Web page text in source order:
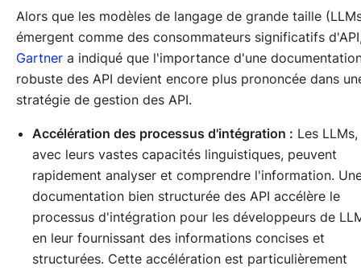
Alors que les modèles de langage de grande taille
émergent comme des consommateurs significatifs
Gartner a indiqué que l'importance d'une
robuste des API devient encore plus prononcée dans
stratégie de gestion des API.
Accélération des processus d'intégration : Les LLMs,
avec leurs vastes capacités linguistiques, peuvent
rapidement analyser et comprendre l'information.
documentation bien structurée des API accélère le
processus d'intégration pour les développeurs de
en leur fournissant des informations concises et
structurées. Cette accélération est particulièrement